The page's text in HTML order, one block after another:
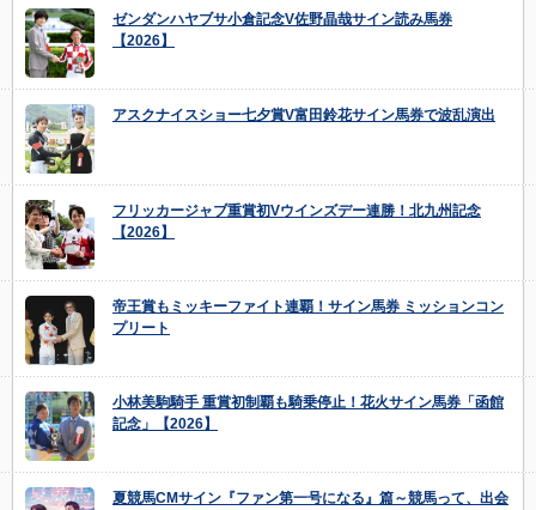
ゼンダンハヤブサ小倉記念V佐野晶哉サイン読み馬券
【2026】
アスクナイスショー七夕賞V富田鈴花サイン馬券で波乱演出
フリッカージャブ重賞初Vウインズデー連勝！北九州記念
【2026】
帝王賞もミッキーファイト連覇！サイン馬券 ミッションコン
プリート
小林美駒騎手 重賞初制覇も騎乗停止！花火サイン馬券「函館
記念」【2026】
夏競馬CMサイン『ファン第一号になる』篇～競馬って、出会